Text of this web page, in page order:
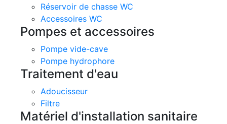
Réservoir de chasse WC
Accessoires WC
Pompes et accessoires
Pompe vide-cave
Pompe hydrophore
Traitement d'eau
Adoucisseur
Filtre
Matériel d'installation sanitaire